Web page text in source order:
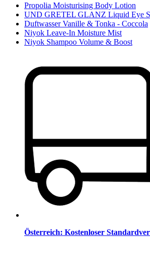
Propolia Moisturising Body Lotion
UND GRETEL GLANZ Liquid Eye
Duftwasser Vanille & Tonka - Coccola
Niyok Leave-In Moisture Mist
Niyok Shampoo Volume & Boost
Österreich: Kostenloser